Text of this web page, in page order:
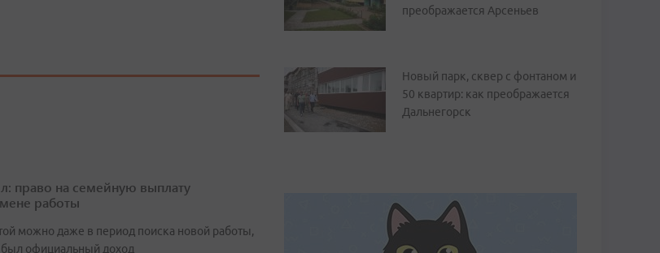
право на семейную выплату
работы
можно даже в период поиска новой работы,
официальный доход
преображается Арсеньев
Новый парк, сквер с фонтаном и
50 квартир: как преображается
Дальнегорск